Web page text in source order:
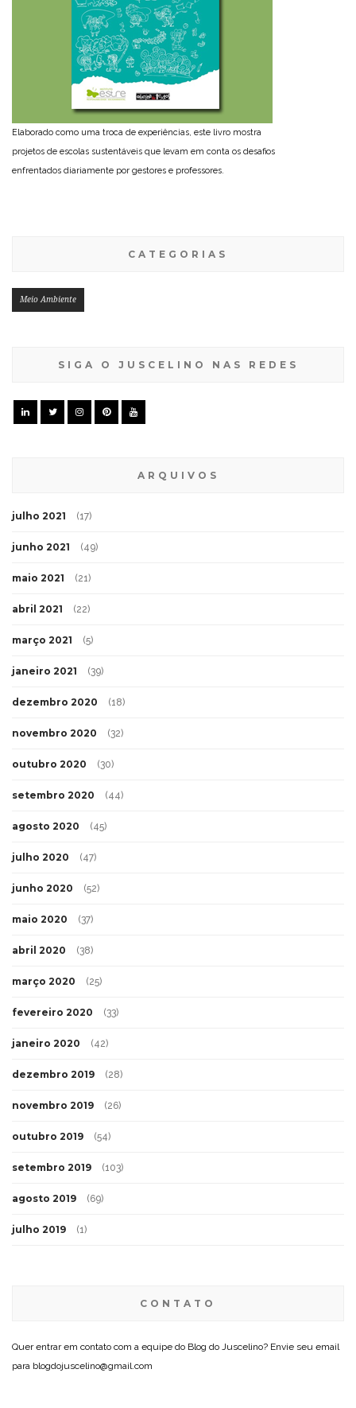
Elaborado como uma troca de experiências, este livro mostra
projetos de escolas sustentáveis que levam em conta os desafios
enfrentados diariamente por gestores e professores.
CATEGORIAS
Meio Ambiente
SIGA O JUSCELINO NAS REDES
ARQUIVOS
julho 2021 (17)
junho 2021 (49)
maio 2021 (21)
abril 2021 (22)
março 2021 (5)
janeiro 2021 (39)
dezembro 2020 (18)
novembro 2020 (32)
outubro 2020 (30)
setembro 2020 (44)
agosto 2020 (45)
julho 2020 (47)
junho 2020 (52)
maio 2020 (37)
abril 2020 (38)
março 2020 (25)
fevereiro 2020 (33)
janeiro 2020 (42)
dezembro 2019 (28)
novembro 2019 (26)
outubro 2019 (54)
setembro 2019 (103)
agosto 2019 (69)
julho 2019 (1)
CONTATO
Quer entrar em contato com a equipe do Blog do Juscelino? Envie seu email
para blogdojuscelino@gmail.com